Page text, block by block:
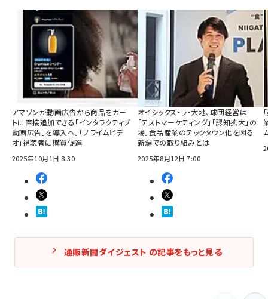
アマゾンが動画広告から商品をカー
トに直接追加できる「インタラクティブ
動画広告」を導入へ。「プライムビデ
オ」視聴者に購買促進
2025年10月1日 8:30
オイシックス・ラ・大地、球団経営は
「テストマーケティング」「認知拡大」の
場。食品産業のテックタウン化を図る
新潟での取り組みとは
2025年8月12日 7:00
通販新聞ダイジェスト の記事をもっと見る